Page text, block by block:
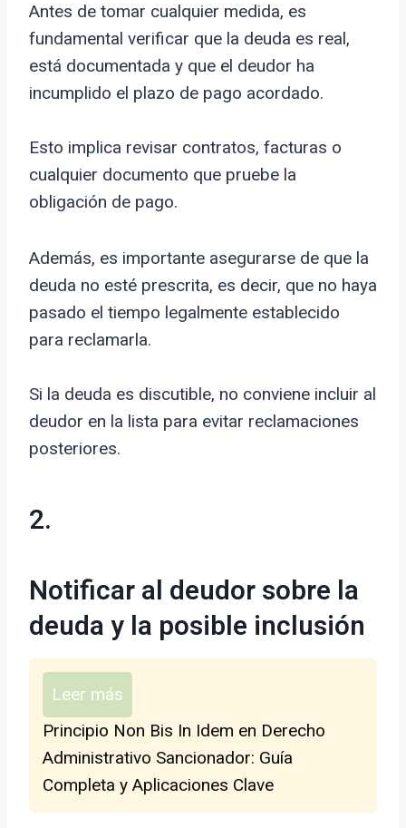
Antes de tomar cualquier medida, es
fundamental verificar que la deuda es real,
está documentada y que el deudor ha
incumplido el plazo de pago acordado.
Esto implica revisar contratos, facturas o
cualquier documento que pruebe la
obligación de pago.
Además, es importante asegurarse de que la
deuda no esté prescrita, es decir, que no haya
pasado el tiempo legalmente establecido
para reclamarla.
Si la deuda es discutible, no conviene incluir al
deudor en la lista para evitar reclamaciones
posteriores.
2.
Notificar al deudor sobre la
deuda y la posible inclusión
Leer más
Principio Non Bis In Idem en Derecho
Administrativo Sancionador: Guía
Completa y Aplicaciones Clave